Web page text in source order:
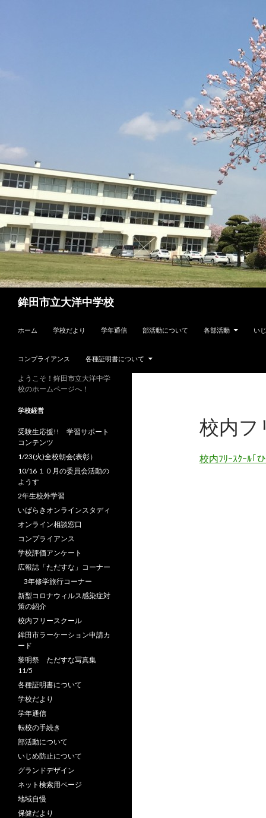
鉾田市立大洋中学校
ホーム
学校だより 学年通信 部活動について 各部活動 い
コンプライアンス 各種証明書について
校内フ
校内ﾌﾘｰｽｸｰﾙ｢
ようこそ！鉾田市立大洋中学
校のホームページへ！
学校経営
受験生応援!! 学習サポート
コンテンツ
1/23(火)全校朝会(表彰）
10/16 １０月の委員会活動の
ようす
2年生校外学習
いばらきオンラインスタディ
オンライン相談窓口
コンプライアンス
学校評価アンケート
広報誌「ただすな」コーナー
3年修学旅行コーナー
新型コロナウィルス感染症対
策の紹介
校内フリースクール
鉾田市ラーケーション申請カ
ード
黎明祭 ただすな写真集
11/5
各種証明書について
学校だより
学年通信
転校の手続き
部活動について
いじめ防止について
グランドデザイン
ネット検索用ページ
地域自慢
保健だより